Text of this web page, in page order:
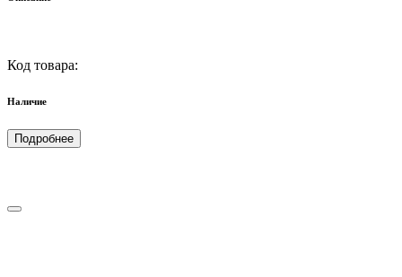
Код товара:
Наличие
Подробнее